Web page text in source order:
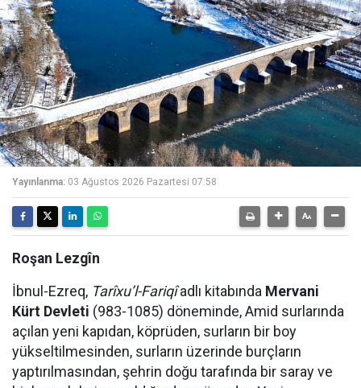
Yayınlanma: 03 Ağustos 2026 Pazartesi 07:58
Roşan Lezgîn
İbnul-Ezreq, Tarîxu’l-Fariqîadlı kitabında Mervani
Kürt Devleti (983-1085) döneminde, Amid surlarında
açılan yeni kapıdan, köprüden, surların bir boy
yükseltilmesinden, surların üzerinde burçların
yaptırılmasından, şehrin doğu tarafında bir saray ve